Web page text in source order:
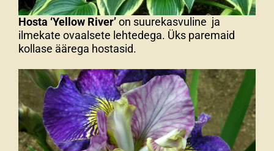
Hosta ‘Yellow River’on suurekasvuline ja
ilmekate ovaalsete lehtedega. Üks paremaid
kollase äärega hostasid.